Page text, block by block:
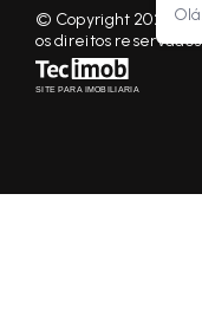
© Copyright 2026 - KF
os direitos reservados
SITE PARA IMOBILIARIA